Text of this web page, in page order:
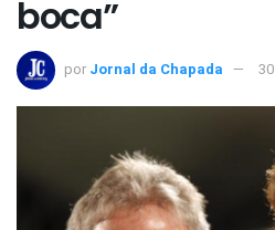
boca”
por Jornal da Chapada